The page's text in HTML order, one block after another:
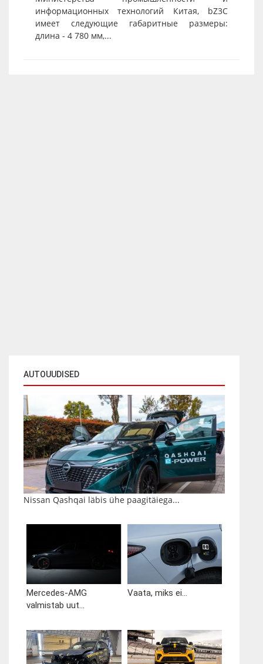
AUTOUUDISED
Nissan Qashqai läbis ühe paagitäiega...
Mercedes-AMG
valmistab uut...
Vaata, miks ei...
информационных технологий Китая, bZ3C
имеет следующие габаритные размеры:
длина - 4 780 мм,...